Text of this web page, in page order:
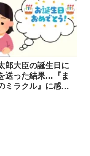
郎大臣の誕生日に
送った結果…『ま
ミラクル』に感